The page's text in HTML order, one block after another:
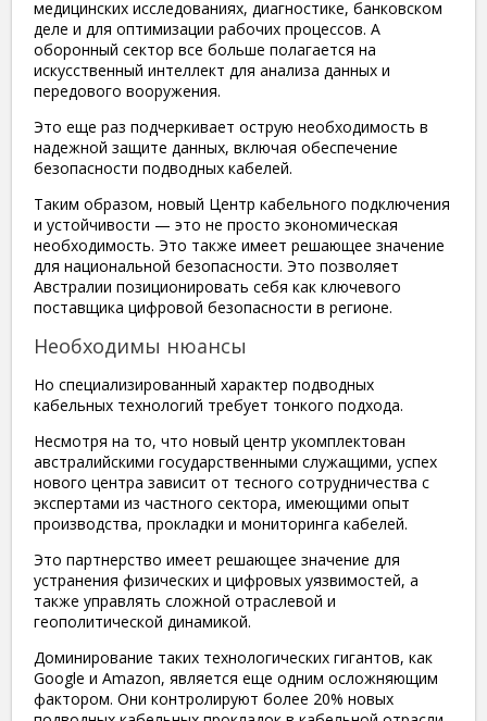
медицинских исследованиях, диагностике, банковском
деле и для оптимизации рабочих процессов. А
оборонный сектор все больше полагается на
искусственный интеллект для анализа данных и
передового вооружения.
Это еще раз подчеркивает острую необходимость в
надежной защите данных, включая обеспечение
безопасности подводных кабелей.
Таким образом, новый Центр кабельного подключения
и устойчивости — это не просто экономическая
необходимость. Это также имеет решающее значение
для национальной безопасности. Это позволяет
Австралии позиционировать себя как ключевого
поставщика цифровой безопасности в регионе.
Необходимы нюансы
Но специализированный характер подводных
кабельных технологий требует тонкого подхода.
Несмотря на то, что новый центр укомплектован
австралийскими государственными служащими, успех
нового центра зависит от тесного сотрудничества с
экспертами из частного сектора, имеющими опыт
производства, прокладки и мониторинга кабелей.
Это партнерство имеет решающее значение для
устранения физических и цифровых уязвимостей, а
также управлять сложной отраслевой и
геополитической динамикой.
Доминирование таких технологических гигантов, как
Google и Amazon, является еще одним осложняющим
фактором. Они контролируют более 20% новых